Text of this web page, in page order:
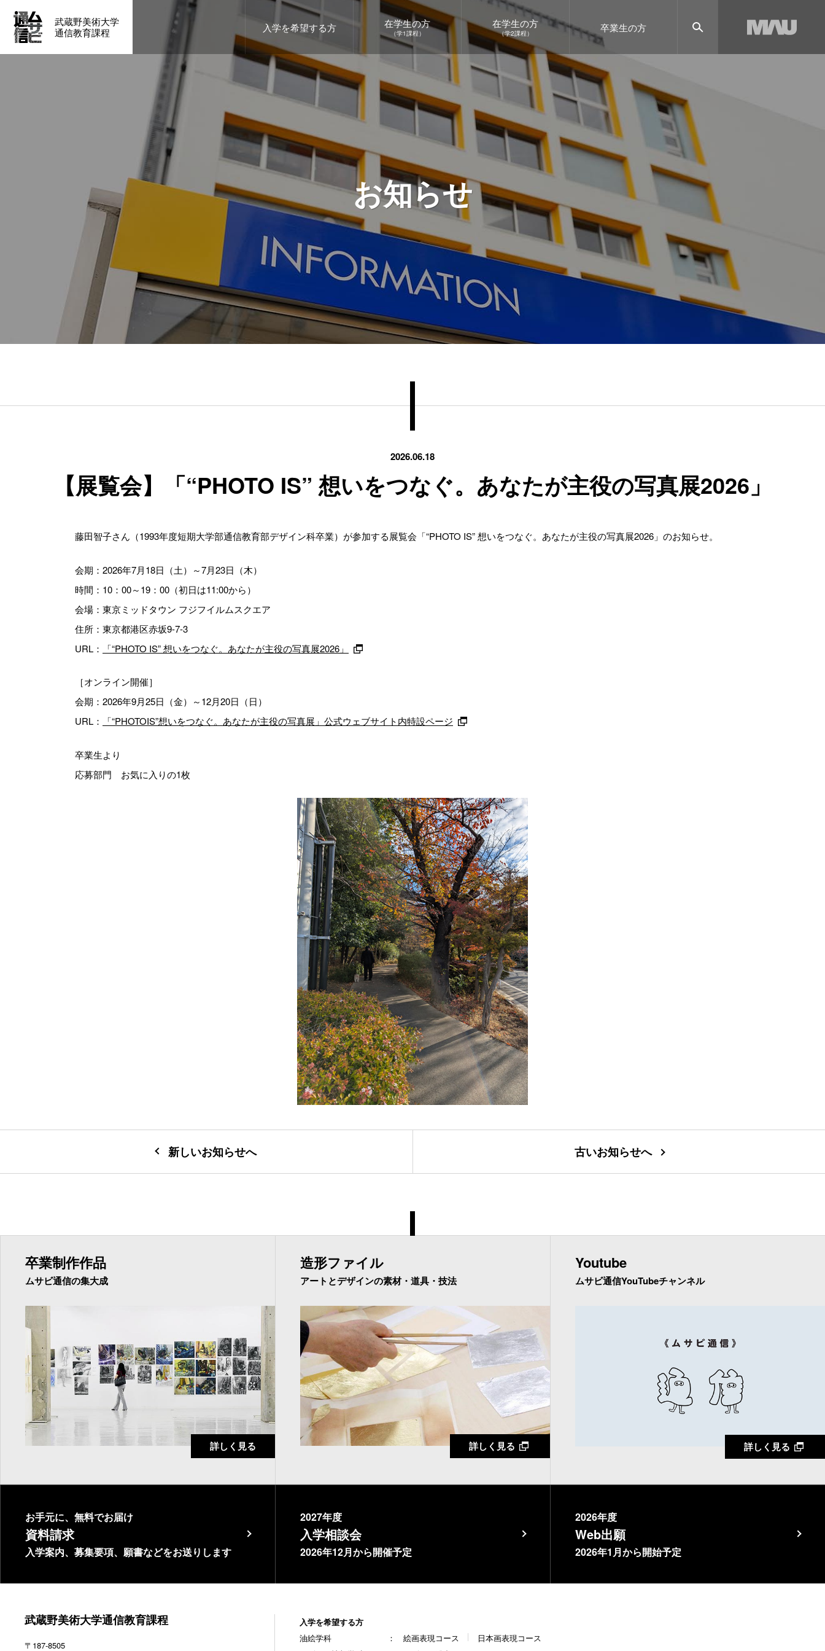
武蔵野美術大学
通信教育課程
入学を希望する方 在学生の方
（学1課程）
在学生の方
（学2課程） 卒業生の方
お知らせ
2026.06.18
【展覧会】「“PHOTO IS” 想いをつなぐ。あなたが主役の写真展2026」
藤田智子さん（1993年度短期大学部通信教育部デザイン科卒業）が参加する展覧会「“PHOTO IS” 想いをつなぐ。あなたが主役の写真展2026」のお知らせ。
会期：2026年7月18日（土）～7月23日（木）
時間：10：00～19：00（初日は11:00から）
会場：東京ミッドタウン フジフイルムスクエア
住所：東京都港区赤坂9-7-3
URL：
「“PHOTO IS” 想いをつなぐ。あなたが主役の写真展2026」
［オンライン開催］
会期：2026年9月25日（金）～12月20日（日）
URL：
「“PHOTOIS”想いをつなぐ。あなたが主役の写真展」公式ウェブサイト内特設ページ
卒業生より
応募部門 お気に入りの1枚
新しいお知らせへ 古いお知らせへ
卒業制作作品
ムサビ通信の集大成
詳しく見る
造形ファイル
アートとデザインの素材・道具・技法
詳しく見る
Youtube
ムサビ通信YouTubeチャンネル
詳しく見る
お手元に、無料でお届け
資料請求
入学案内、募集要項、願書などをお送りします
2027年度
入学相談会
2026年12月から開催予定
2026年度
Web出願
2026年1月から開始予定
武蔵野美術大学通信教育課程
〒187-8505
入学を希望する方
油絵学科
絵画表現コース
日本画表現コース